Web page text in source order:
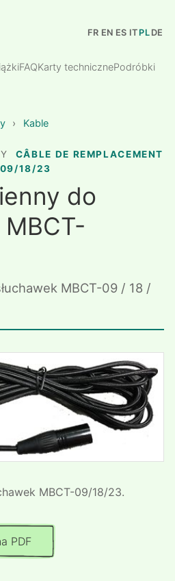
FAQKarty technicznePodróbki
FR EN ES IT PL DE
› Kable
CÂBLE DE REMPLACEMENT
09/18/23
do
MBCT-
MBCT-09 / 18 /
MBCT-09/18/23.
PDF